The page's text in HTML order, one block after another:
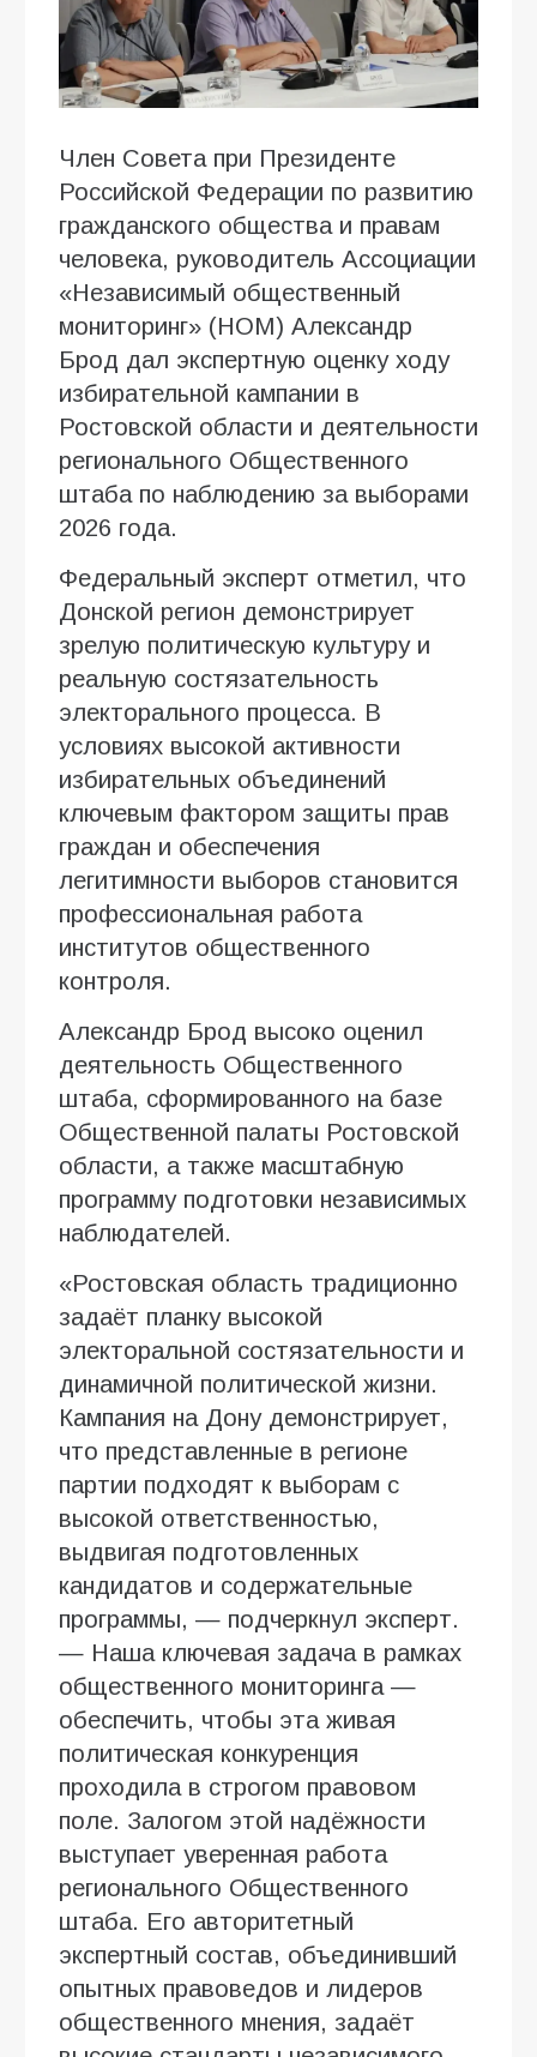
Член Совета при Президенте
Российской Федерации по развитию
гражданского общества и правам
человека, руководитель Ассоциации
«Независимый общественный
мониторинг» (НОМ) Александр
Брод дал экспертную оценку ходу
избирательной кампании в
Ростовской области и деятельности
регионального Общественного
штаба по наблюдению за выборами
2026 года.
Федеральный эксперт отметил, что
Донской регион демонстрирует
зрелую политическую культуру и
реальную состязательность
электорального процесса. В
условиях высокой активности
избирательных объединений
ключевым фактором защиты прав
граждан и обеспечения
легитимности выборов становится
профессиональная работа
институтов общественного
контроля.
Александр Брод высоко оценил
деятельность Общественного
штаба, сформированного на базе
Общественной палаты Ростовской
области, а также масштабную
программу подготовки независимых
наблюдателей.
«Ростовская область традиционно
задаёт планку высокой
электоральной состязательности и
динамичной политической жизни.
Кампания на Дону демонстрирует,
что представленные в регионе
партии подходят к выборам с
высокой ответственностью,
выдвигая подготовленных
кандидатов и содержательные
программы, — подчеркнул эксперт.
— Наша ключевая задача в рамках
общественного мониторинга —
обеспечить, чтобы эта живая
политическая конкуренция
проходила в строгом правовом
поле. Залогом этой надёжности
выступает уверенная работа
регионального Общественного
штаба. Его авторитетный
экспертный состав, объединивший
опытных правоведов и лидеров
общественного мнения, задаёт